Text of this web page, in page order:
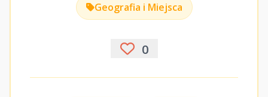
Geografia i Miejsca
0